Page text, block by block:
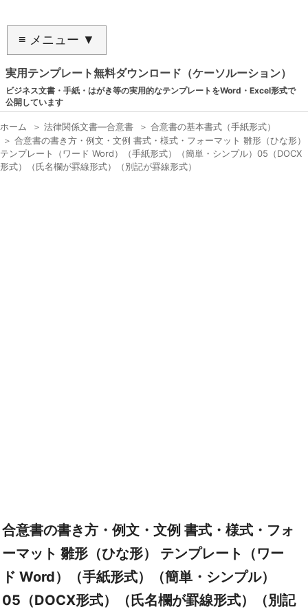
≡ メニュー ▼
実用テンプレート無料ダウンロード（ケーソルーション）
ビジネス文書・手紙・はがき等の実用的なテンプレートをWord・Excel形式で
公開しています
ホーム ＞ 法律関係文書―合意書 ＞ 合意書の基本書式（手紙形式）
＞ 合意書の書き方・例文・文例 書式・様式・フォーマット 雛形（ひな形）
テンプレート（ワード Word）（手紙形式）（簡単・シンプル）05（DOCX
形式）（氏名欄が罫線形式）（別記が罫線形式）
合意書の書き方・例文・文例 書式・様式・フォ
ーマット 雛形（ひな形） テンプレート（ワー
ド Word）（手紙形式）（簡単・シンプル）
05（DOCX形式）（氏名欄が罫線形式）（別記